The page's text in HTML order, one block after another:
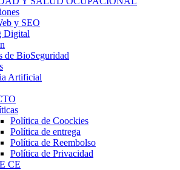
y SEO
Digital
de BioSeguridad
Artificial
Política de Coockies
Política de entrega
Política de Reembolso
Política de Privacidad
CE